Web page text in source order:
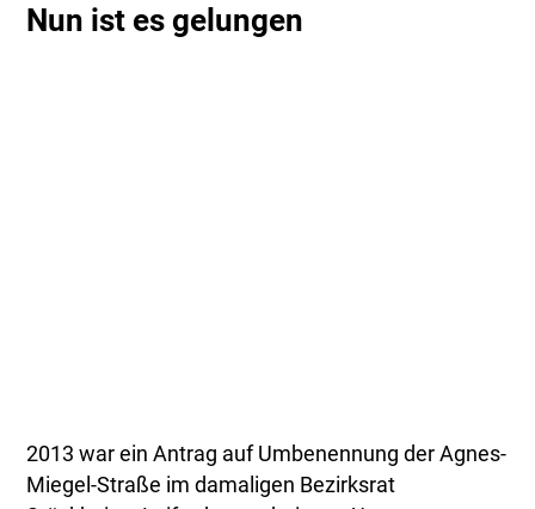
Nun ist es gelungen
2013 war ein Antrag auf Umbenennung der Agnes-
Miegel-Straße im damaligen Bezirksrat